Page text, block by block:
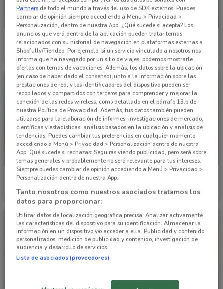
Cklass
Caduca el 31/08 10.4 km
PRÓXIMAMENTE
Cklass
Inicio 15/09
Cklass
Caduca el 31/08 10.4 km Caduca el 31/08 10.4 km
Partners de todo el mundo a través del uso de SDK externos. Puedes
cambiar de opinión siempre accediendo a Menu > Privacidad >
Personalización, dentro de nuestra App. ¿Qué sucede si acepta? Los
anuncios que verá dentro de la aplicación pueden tratar temas
relacionados con su historial de navegación en plataformas externas a
Shopfully/Tiendeo. Por ejemplo, si un servicio vinculado a nosotros nos
informa que ha navegado por un sitio de viajes, podemos mostrarle
ofertas con temas de vacaciones. Además, los datos sobre la ubicación
(en caso de haber dado el consenso) junto a la información sobre las
prestaciones de red, y los identificadores del dispositivo pueden ser
recopilados y compartidos con terceros para comprender y mejorar la
conexión de las redes wireless, como detallado en el párrafo 13.b de
nuestra Política de Provacidad. Además, tus datos también pueden
utilizarse para la elaboración de informes, investigaciones de mercado,
científicas y estadísticas, análisis basados en la ubicación y análisis de
tendencias. Puedes cambiar tus preferencias en cualquier momento
accediendo a Menú > Privacidad > Personalización dentro de nuestra
App. Qué sucede si rechazas: Seguirás viendo publicidad, pero será sobre
temas generales y probablemente no será relevante para tus intereses.
Siempre puedes cambiar de opinión accediendo a Menú > Privacidad >
Personalización dentro de nuestra App.
Tanto nosotros como nuestros asociados tratamos los
datos para proporcionar:
Utilizar datos de localización geográfica precisa. Analizar activamente
las características del dispositivo para su identificación. Almacenar la
información en un dispositivo y/o acceder a ella. Publicidad y contenido
personalizados, medición de publicidad y contenido, investigación de
audiencia y desarrollo de servicios.
Lista de asociados (proveedores)